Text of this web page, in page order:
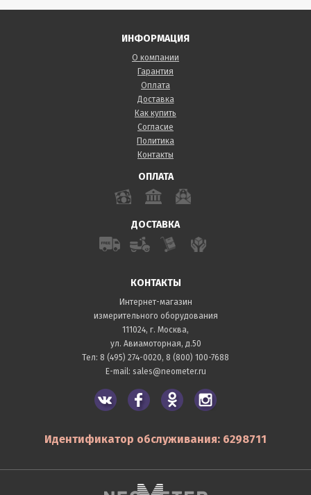
ИНФОРМАЦИЯ
О компании
Гарантия
Оплата
Доставка
Как купить
Согласие
Политика
Контакты
ОПЛАТА
ДОСТАВКА
КОНТАКТЫ
Интернет-магазин
измерительного оборудования
111024, г. Москва,
ул. Авиамоторная, д.50
Тел: 8 (495) 274-0020, 8 (800) 100-7688
E-mail: sales@neometer.ru
Идентификатор обслуживания: 6298711